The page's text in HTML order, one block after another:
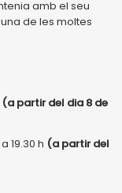
amb el seu
de les moltes
(a partir del dia 8 de
19.30 h (a partir del